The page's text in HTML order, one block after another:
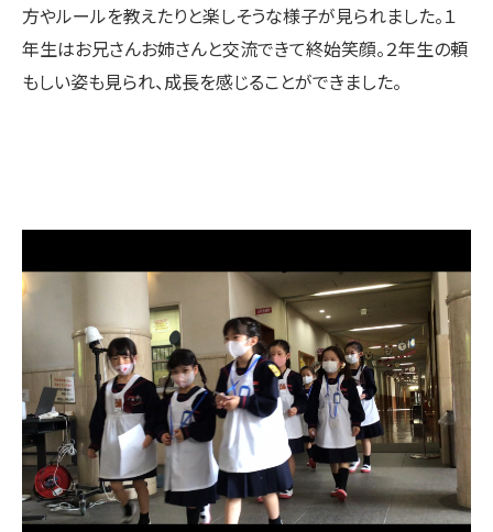
方やルールを教えたりと楽しそうな様子が見られました。１
年生はお兄さんお姉さんと交流できて終始笑顔。２年生の頼
もしい姿も見られ、成長を感じることができました。